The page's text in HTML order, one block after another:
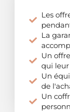
Les
La
Un
qui
Un
de
Un